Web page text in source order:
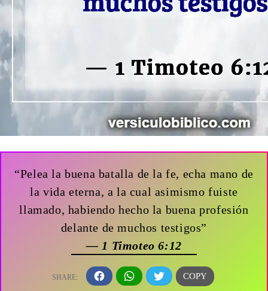
“Pelea la buena batalla de la fe, echa mano de
la vida eterna, a la cual asimismo fuiste
llamado, habiendo hecho la buena profesión
delante de muchos testigos”
— 1 Timoteo 6:12